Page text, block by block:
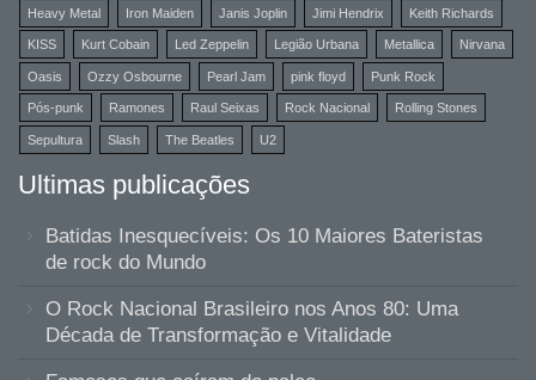
Heavy Metal Iron Maiden Janis Joplin Jimi Hendrix Keith Richards
KISS Kurt Cobain Led Zeppelin Legião Urbana Metallica Nirvana
Oasis Ozzy Osbourne Pearl Jam pink floyd Punk Rock
Pós-punk Ramones Raul Seixas Rock Nacional Rolling Stones
Sepultura Slash The Beatles U2
Ultimas publicações
Batidas Inesquecíveis: Os 10 Maiores Bateristas
de rock do Mundo
O Rock Nacional Brasileiro nos Anos 80: Uma
Década de Transformação e Vitalidade